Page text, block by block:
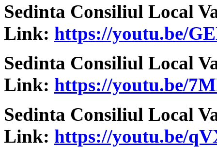
Sedinta Consiliul Local
Link: https://youtu.be/
Sedinta Consiliul Local
Link: https://youtu.be/
Sedinta Consiliul Local
Link: https://youtu.be/